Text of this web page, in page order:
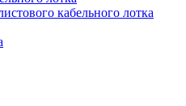
кабельного лотка